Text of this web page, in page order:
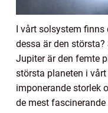
I vårt solsystem
dessa är den
Jupiter är den femte
största planeten i
imponerande storlek
de mest